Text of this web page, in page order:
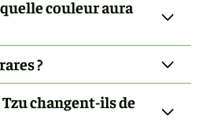
couleur aura
?
changent-ils de